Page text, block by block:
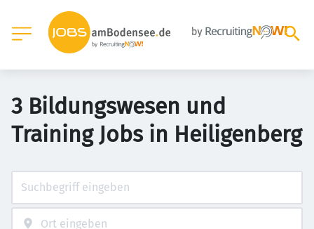
3 Bildungswesen und
Training Jobs in Heiligenberg